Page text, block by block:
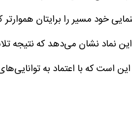
خود مسیر را برایتان
نشان می‌دهد که نتیجه
که با اعتماد به توانایی‌های